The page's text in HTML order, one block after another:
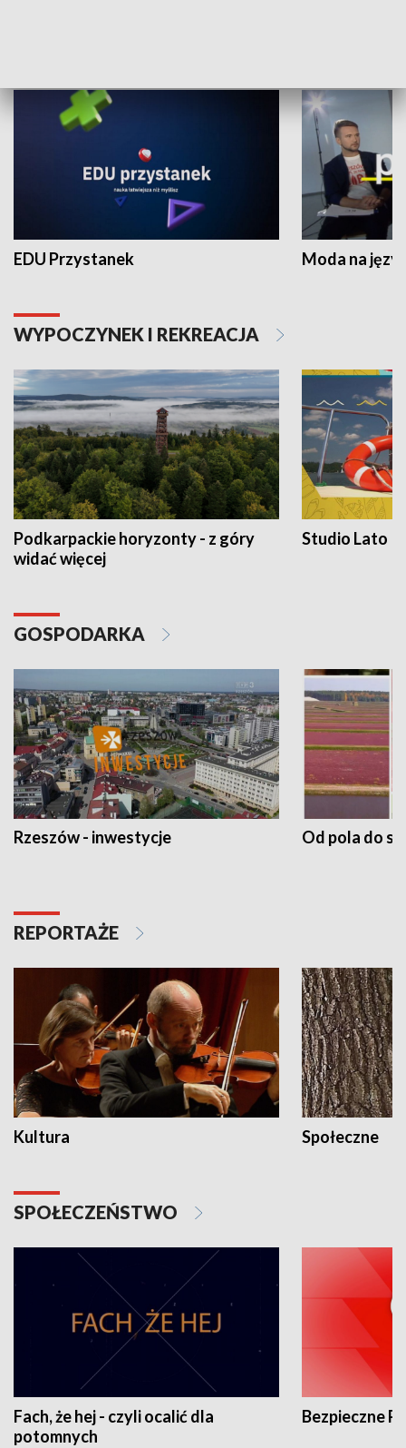
EDU Przystanek Moda na
WYPOCZYNEK I REKREACJA
Podkarpackie horyzonty - z góry
widać więcej
Studio Lato
GOSPODARKA
Rzeszów - inwestycje Od pola do
REPORTAŻE
Kultura Społeczne
SPOŁECZEŃSTWO
Fach, że hej - czyli ocalić dla
potomnych
Bezpieczne